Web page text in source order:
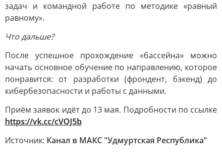
задач и командной работе по методике «равный
равному».
Что дальше?
После успешное прохождение «бассейна» можно
начать основное обучение по направлению, которое
понравится: от разработки (фрондент, бэкенд) до
кибербезопасности и работы с данными.
Приём заявок идёт до 13 мая. Подробности по ссылке
https://vk.cc/cVOJ5b
Источник: Канал в МАКС "Удмуртская Республика"